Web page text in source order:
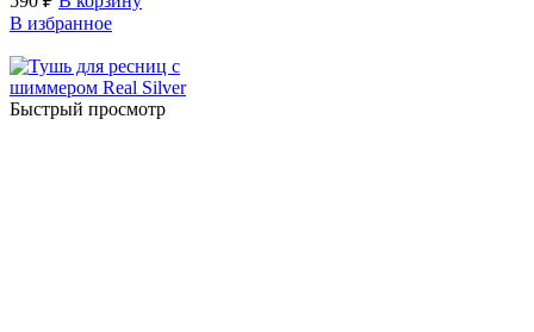
В избранное
Быстрый просмотр